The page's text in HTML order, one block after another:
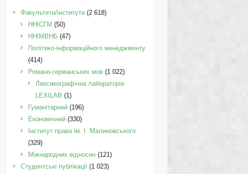
Факультети/інститути(2 618)
ННІСГМ (50)
ННІМВНБ (47)
Політико-інформаційного менеджменту
(414)
Романо-германських мов(1 022)
Лексикографічна лабораторія
LEXILAB (1)
Гуманітарний(196)
Економічний(330)
Інститут права ім. І. Малиновського
(329)
Міжнародних відносин(121)
Студентські публікації(1 023)